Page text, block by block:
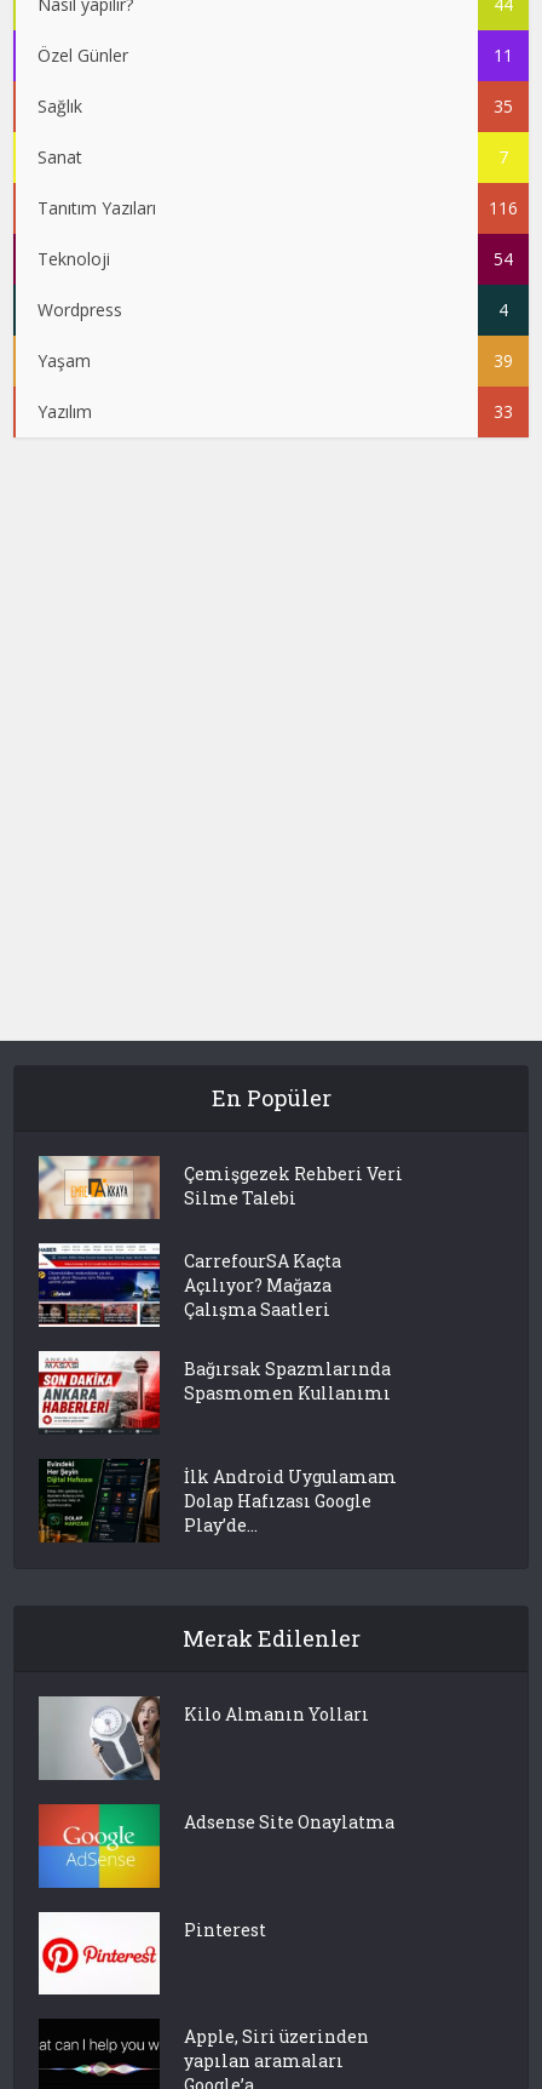
Özel Günler 11
Sağlık 35
Sanat 7
Tanıtım Yazıları 116
Teknoloji 54
Wordpress 4
Yaşam 39
Yazılım 33
En Popüler
Çemişgezek Rehberi Veri
Silme Talebi
CarrefourSA Kaçta
Açılıyor? Mağaza
Çalışma Saatleri
Bağırsak Spazmlarında
Spasmomen Kullanımı
İlk Android Uygulamam
Dolap Hafızası Google
Play’de...
Merak Edilenler
Kilo Almanın Yolları
Adsense Site Onaylatma
Pinterest
Apple, Siri üzerinden
yapılan aramaları